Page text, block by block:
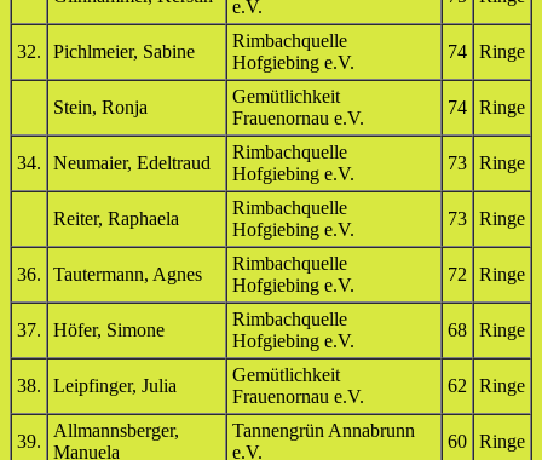
e.V.
32. Pichlmeier, Sabine
Rimbachquelle
Hofgiebing e.V.
74 Ringe
Stein, Ronja
Gemütlichkeit
Frauenornau e.V.
74 Ringe
34. Neumaier, Edeltraud
Rimbachquelle
Hofgiebing e.V.
73 Ringe
Reiter, Raphaela
Rimbachquelle
Hofgiebing e.V.
73 Ringe
36. Tautermann, Agnes
Rimbachquelle
Hofgiebing e.V.
72 Ringe
37. Höfer, Simone
Rimbachquelle
Hofgiebing e.V.
68 Ringe
38. Leipfinger, Julia
Gemütlichkeit
Frauenornau e.V.
62 Ringe
39.
Allmannsberger,
Manuela
Tannengrün Annabrunn
e.V.
60 Ringe